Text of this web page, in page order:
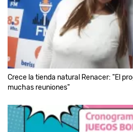
Crece la tienda natural Renacer: "El
muchas reuniones"